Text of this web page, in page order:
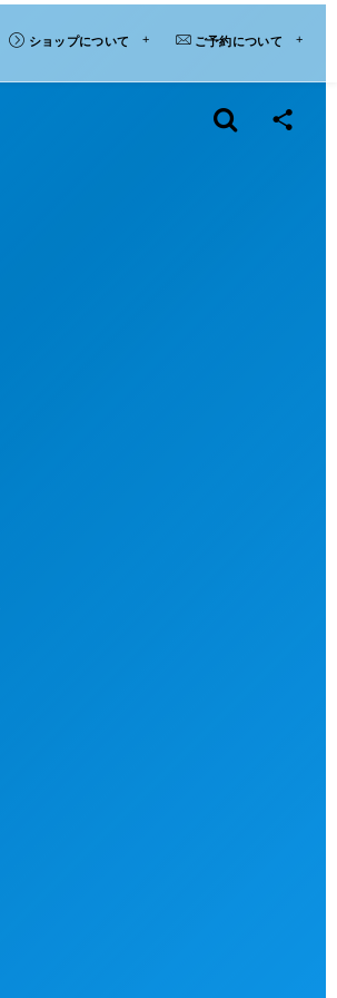
ショップについて ご予約について